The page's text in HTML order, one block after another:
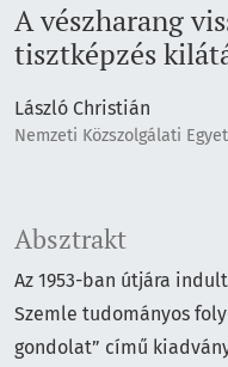
A vészharang
tisztképzés
László Christián
Nemzeti Közszolgálati
Absztrakt
Az 1953-ban útjára
Szemle tudományos
gondolat” című